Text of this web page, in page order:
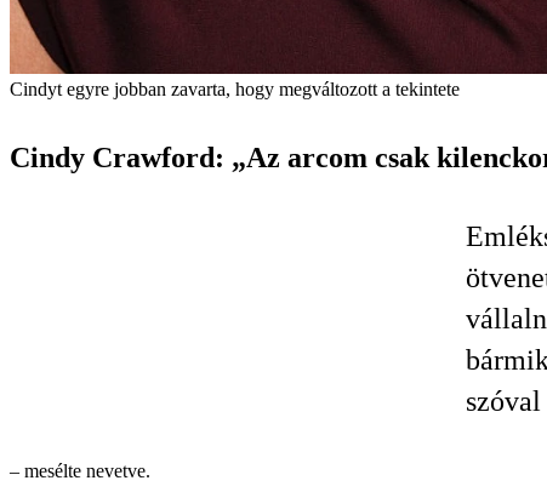
Cindyt egyre jobban zavarta, hogy megváltozott a tekintete
Cindy Crawford: „Az arcom csak
– mesélte nevetve.